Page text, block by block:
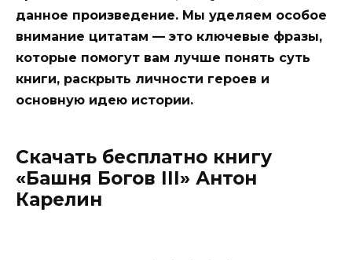
данное произведение. Мы уделяем особое
внимание цитатам — это ключевые фразы,
которые помогут вам лучше понять суть
книги, раскрыть личности героев и
основную идею истории.
Скачать бесплатно книгу
«Башня Богов III» Антон
Карелин